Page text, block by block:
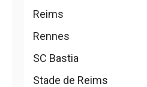
Reims
Rennes
SC Bastia
Stade de Reims